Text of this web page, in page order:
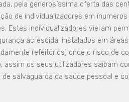
pela generosíssima oferta das
de individualizadores em
Estes individualizadores vieram
acrescida, instalados em
refeitórios) onde o risco de
assim os seus utilizadores saibam
de salvaguarda da saúde pessoal e